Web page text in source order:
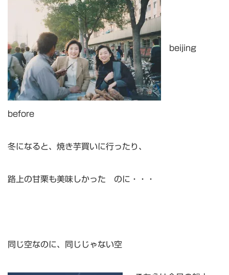
beijing
before
冬になると、焼き芋買いに行ったり、
路上の甘栗も美味しかった のに・・・
同じ空なのに、同じじゃない空